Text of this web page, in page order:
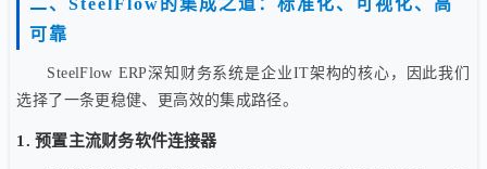
二、SteelFlow的集成之道：标准化、可视化、高
可靠
SteelFlow ERP深知财务系统是企业IT架构的核心，因此我们
选择了一条更稳健、更高效的集成路径。
1. 预置主流财务软件连接器